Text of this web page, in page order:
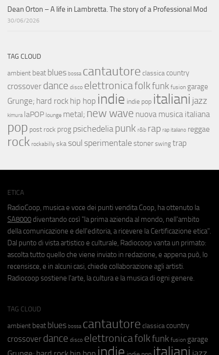
Dean Orton – A life in Lambretta. The story of a Professional Mod
30/06/2026
TAG CLOUD
ambient beat blues bossa cantautore classica country
crossover dance disco elettronicafolkfunk fusion garage
Grunge; hard rock hip hop indie indie pop italiani jazz
kimura laPOP lounge metal; new wave nuova musica italiana
pop post rock prog psichedeliapunk r&b rap rap italiano reggae
rock rockabilly ska soul sperimentale stoner swing trap
ETICA
RadioCoop, musica e voce dei punti vendita Coop, ha ottenuto la
SA8000 diventando così "la prima azienda al mondo, nell'ambito
della comunicazione e dell'editoria, a ricevere la Certificazione etica".
Dal punto di vista artistico e culturale, Radiocoop vanta un primato:
ascolta tutto quello che viene inviato in redazione, e appena può, lo
recensisce, e in alcuni casi, chiede collaborazione agli artisti.
Radiocoop sostiene l'arte, la cultura e la musica di ogni genere.
TAG CLOUD
ambient beat blues bossa cantautore classica country
crossover dance disco elettronicafolkfunk fusion garage